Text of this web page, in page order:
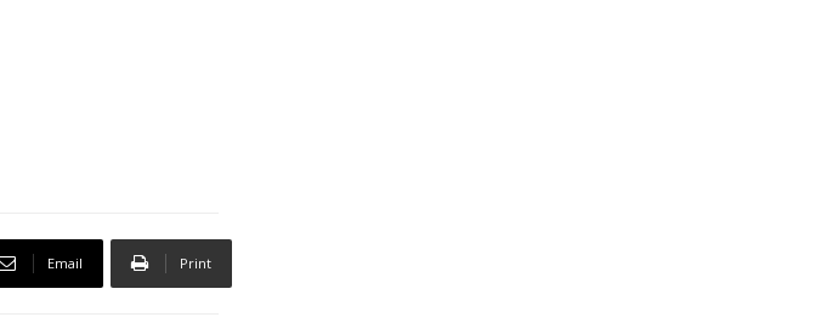
Email Print